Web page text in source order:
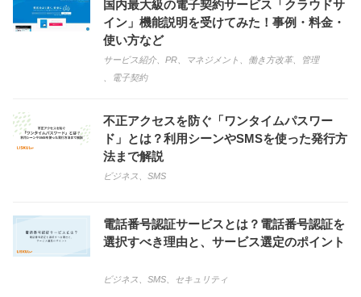
国内最大級の電子契約サービス「クラウドサ
イン」機能説明を受けてみた！事例・料金・
使い方など
サービス紹介、 PR マネジメント 働き方改革、
管理
電子契約
不正アクセスを防ぐ「ワンタイムパスワー
ド」とは？利用シーンやSMSを使った発行方
法まで解説
ビジネス SMS
電話番号認証サービスとは？電話番号認証を
選択すべき理由と、サービス選定のポイント
ビジネス SMS セキュリティ